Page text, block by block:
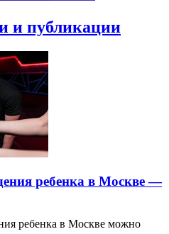
и публикации
ребенка в Москве —
ребенка в Москве можно